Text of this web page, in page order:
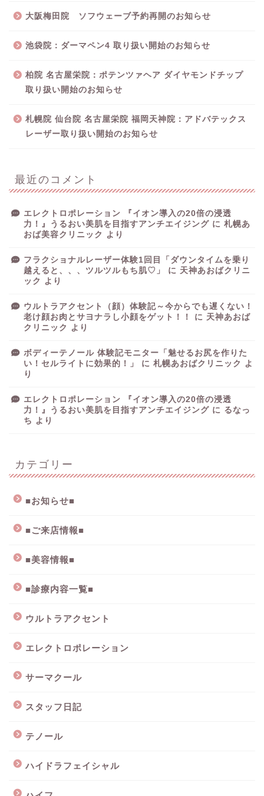
大阪梅田院 ソフウェーブ予約再開のお知らせ
池袋院：ダーマペン4 取り扱い開始のお知らせ
柏院 名古屋栄院：ポテンツァヘア ダイヤモンドチップ
取り扱い開始のお知らせ
札幌院 仙台院 名古屋栄院 福岡天神院：アドバテックス
レーザー取り扱い開始のお知らせ
最近のコメント
エレクトロポレーション 『イオン導入の20倍の浸透
力！』うるおい美肌を目指すアンチエイジング に 札幌あ
おば美容クリニック
より
フラクショナルレーザー体験1回目「ダウンタイムを乗り
越えると、、、ツルツルもち肌♡」
に 天神あおばクリニ
ック
より
ウルトラアクセント（顔）体験記～今からでも遅くない！
老け顔お肉とサヨナラし小顔をゲット！！
に 天神あおば
クリニック
より
ボディーテノール 体験記モニター「魅せるお尻を作りた
い！セルライトに効果的！」
に 札幌あおばクリニック
よ
り
エレクトロポレーション 『イオン導入の20倍の浸透
力！』うるおい美肌を目指すアンチエイジング に るなっ
ち より
カテゴリー
■お知らせ■
■ご来店情報■
■美容情報■
■診療内容一覧■
ウルトラアクセント
エレクトロポレーション
サーマクール
スタッフ日記
テノール
ハイドラフェイシャル